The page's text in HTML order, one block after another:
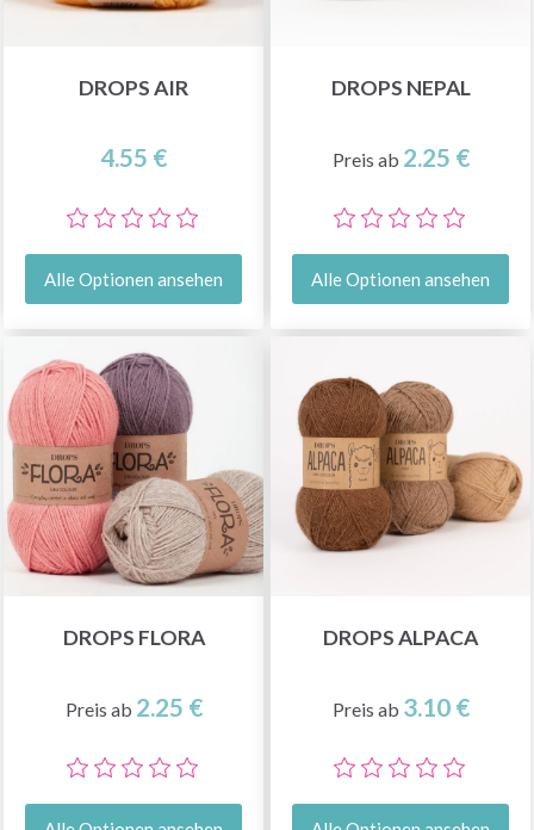
DROPS AIR
4.55 €
Alle Optionen ansehen
DROPS NEPAL
Preis ab 2.25 €
Alle Optionen ansehen
DROPS FLORA
Preis ab 2.25 €
DROPS ALPACA
Preis ab 3.10 €